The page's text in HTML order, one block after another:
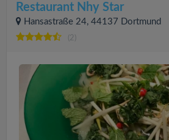
Restaurant Nhy Star
Hansastraße 24, 44137 Dortmund
(2)